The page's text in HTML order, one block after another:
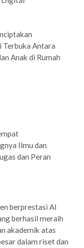
Terbuka Antara
Anak di Rumah
Ilmu dan
dan Peran
berprestasi Al
berhasil meraih
akademik atas
dalam riset dan